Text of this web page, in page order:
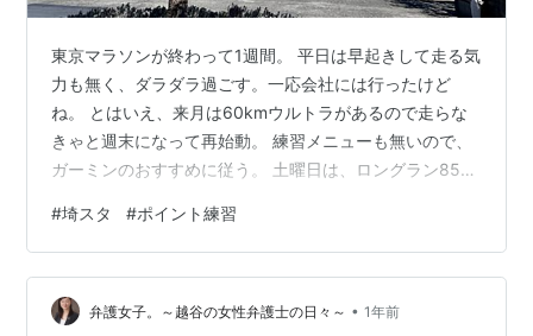
東京マラソンが終わって1週間。 平日は早起きして走る気
力も無く、ダラダラ過ごす。一応会社には行ったけど
ね。 とはいえ、来月は60kmウルトラがあるので走らな
きゃと週末になって再始動。 練習メニューも無いので、
ガーミンのおすすめに従う。 土曜日は、ロングラン85
ハイパースピード。かなり暖かかったので、長袖Tシャツ
と短パンで走れました。 芝川サイクリングロードを南下
して戻ってきました。行きは追い風でよかったんです
が、帰りは強烈な向かい風で押し戻されそうになりなが
#埼スタ #ポイント練習
弁護女子。～越谷の女性弁護士の日々～ • 1年前